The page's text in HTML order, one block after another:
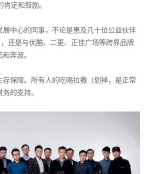
定和鼓励。
中心的同事，不论是惠及几十位公益伙伴
，还是与优酷、二更、正佳广场等跨界品牌
奔波。
保障。所有人的吃喝拉撒（划掉，是正常
的支持。